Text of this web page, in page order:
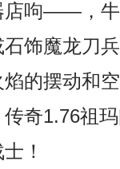
店呴——，
饰魔龙刀
的摆动和
奇1.76祖
！